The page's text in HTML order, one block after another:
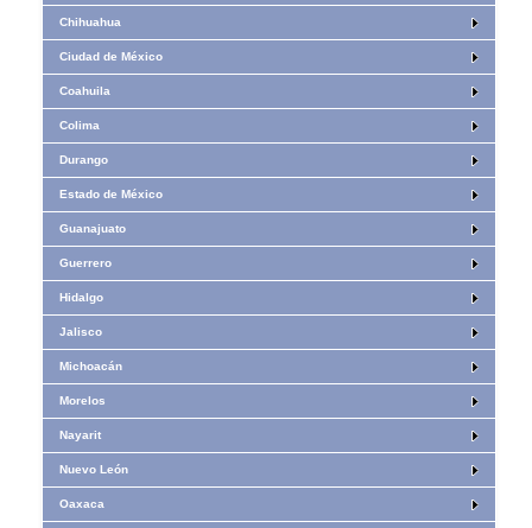
Chihuahua
Ciudad de México
Coahuila
Colima
Durango
Estado de México
Guanajuato
Guerrero
Hidalgo
Jalisco
Michoacán
Morelos
Nayarit
Nuevo León
Oaxaca